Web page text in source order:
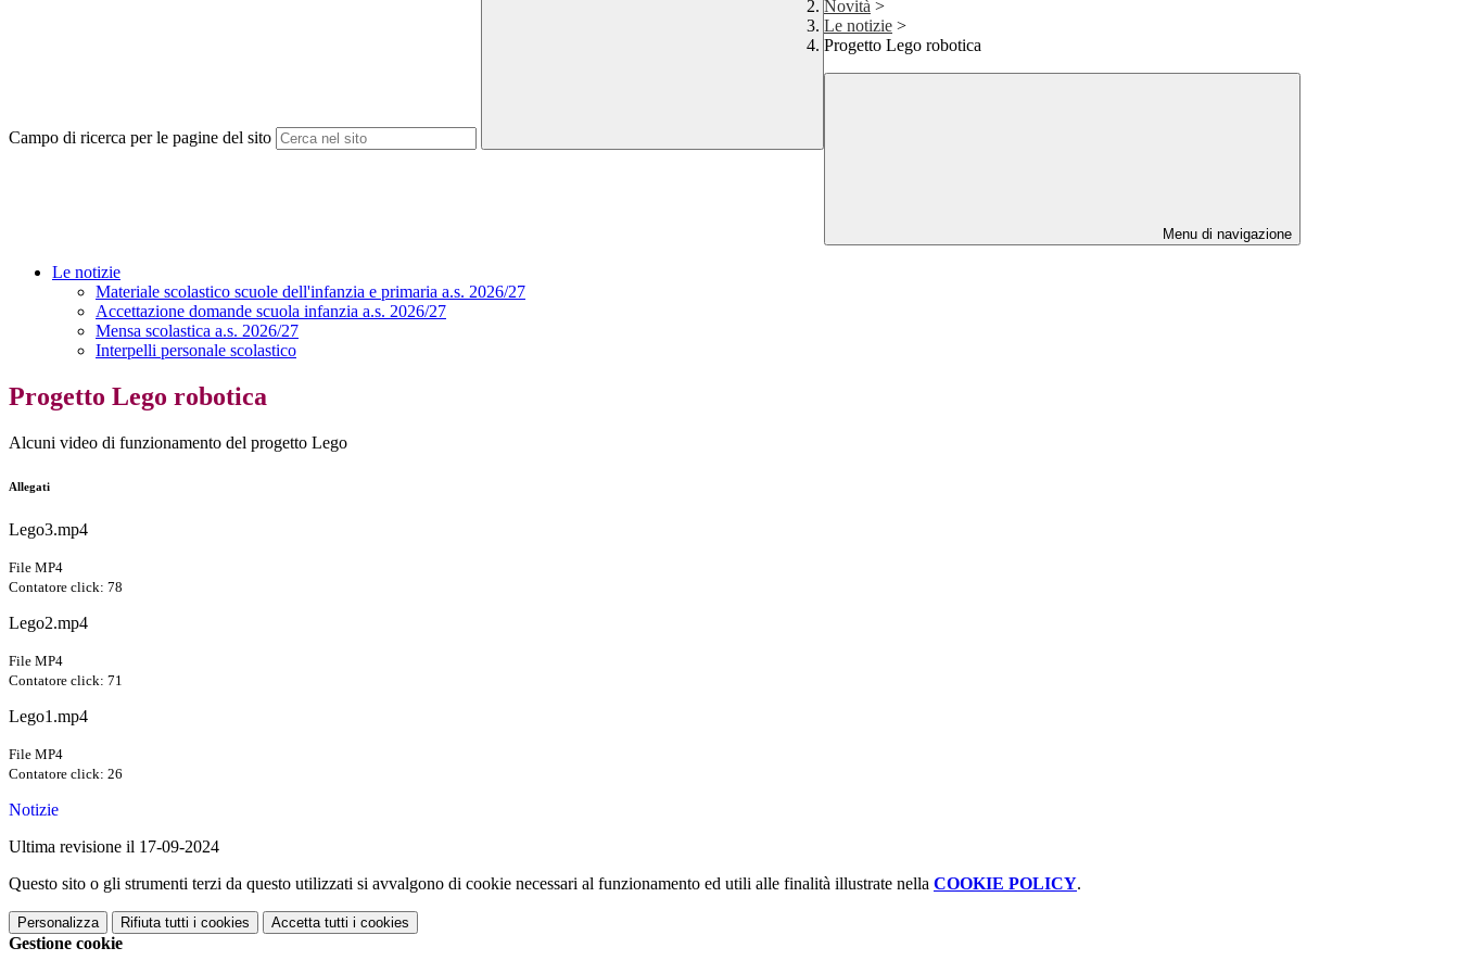
Campo di ricerca per le pagine del sito
Novità >
Le notizie >
Progetto Lego robotica
Menu di navigazione
Le notizie
Materiale scolastico scuole dell'infanzia e primaria a.s. 2026/27
Accettazione domande scuola infanzia a.s. 2026/27
Mensa scolastica a.s. 2026/27
Interpelli personale scolastico
Progetto Lego robotica
Alcuni video di funzionamento del progetto Lego
Allegati
Lego3.mp4
File MP4
Contatore click: 78
Lego2.mp4
File MP4
Contatore click: 71
Lego1.mp4
File MP4
Contatore click: 26
Notizie
Ultima revisione il 17-09-2024
Questo sito o gli strumenti terzi da questo utilizzati si avvalgono di cookie necessari al funzionamento ed utili alle finalità illustrate nella COOKIE POLICY.
Personalizza Rifiuta tutti i cookies Accetta tutti i cookies
Gestione cookie